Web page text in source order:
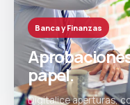
Banca y Finanzas
papel.
Digitalice aperturas,